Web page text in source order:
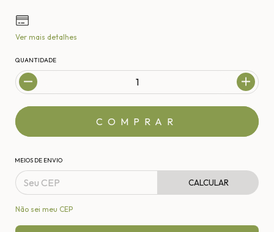
Ver mais detalhes
QUANTIDADE
MEIOS DE ENVIO
CALCULAR
Não sei meu CEP